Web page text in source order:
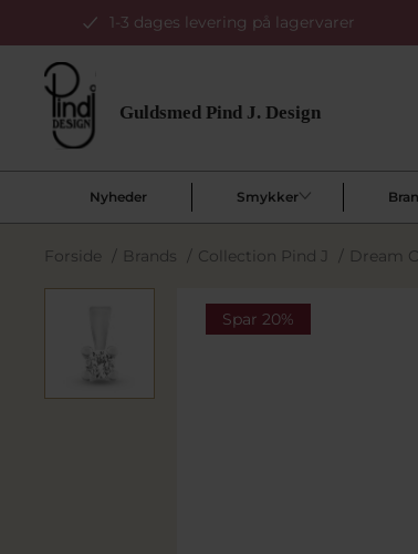
1-3 dages levering på lagervarer
Nyheder Smykker
Forside / Brands / Collection Pind J / Dream
Spar 20%